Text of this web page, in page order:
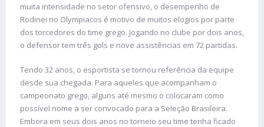
muita intensidade no setor ofensivo, o desempenho de
Rodinei no Olympiacos é motivo de muitos elogios por parte
dos torcedores do time grego. Jogando no clube por dois anos,
o defensor tem três gols e nove assistências em 72 partidas.
Tendo 32 anos, o esportista se tornou referência da equipe
desde sua chegada. Para aqueles que acompanham o
campeonato grego, alguns até mesmo o colocaram como
possível nome a ser convocado para a Seleção Brasileira.
Embora em seus dois anos no torneio seu time tenha ficado